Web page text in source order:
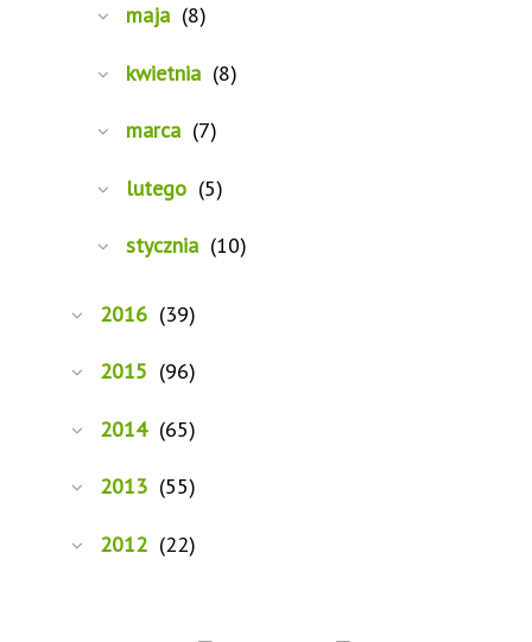
maja (8)
kwietnia (8)
marca (7)
lutego (5)
stycznia (10)
2016 (39)
2015 (96)
2014 (65)
2013 (55)
2012 (22)